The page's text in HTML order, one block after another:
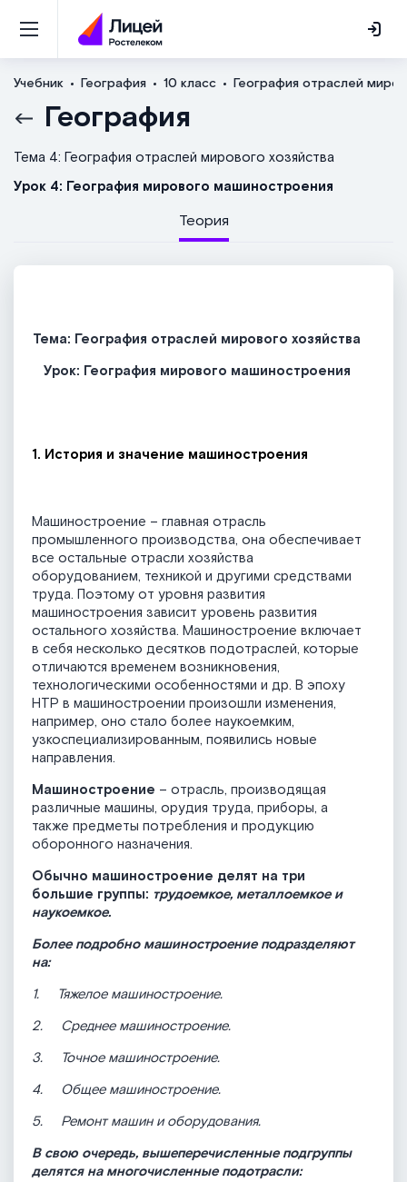
Учебник География 10 класс География отраслей
География
Тема 4: География отраслей мирового хозяйства
Урок 4: География мирового машиностроения
Теория
Тема: География отраслей мирового хозяйства
Урок: География мирового машиностроения
1. История и значение машиностроения
Машиностроение – главная отрасль
промышленного производства, она обеспечивает
все остальные отрасли хозяйства
оборудованием, техникой и другими средствами
труда. Поэтому от уровня развития
машиностроения зависит уровень развития
остального хозяйства. Машиностроение включает
в себя несколько десятков подотраслей, которые
отличаются временем возникновения,
технологическими особенностями и др. В эпоху
НТР в машиностроении произошли изменения,
например, оно стало более наукоемким,
узкоспециализированным, появились новые
направления.
Машиностроение – отрасль, производящая
различные машины, орудия труда, приборы, а
также предметы потребления и продукцию
оборонного назначения.
Обычно машиностроение делят на три
большие группы: трудоемкое, металлоемкое и
наукоемкое.
Более подробно машиностроение подразделяют
на:
1.
Тяжелое машиностроение.
2.
Среднее машиностроение.
3.
Точное машиностроение.
4.
Общее машиностроение.
5. Ремонт машин и оборудования.
В свою очередь, вышеперечисленные подгруппы
делятся на многочисленные подотрасли: